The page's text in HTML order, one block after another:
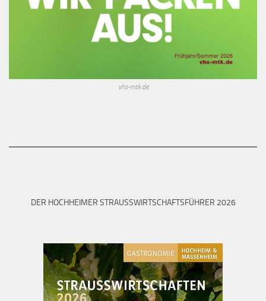
vhs-mtk.de
DER HOCHHEIMER STRAUSSWIRTSCHAFTSFÜHRER 2026